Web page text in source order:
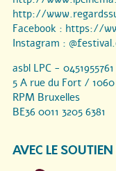
http://
Facebook : https://
Instagram :
asbl LPC - 0451955761
5 A rue du Fort /
RPM Bruxelles
BE36 0011 3205 6381
AVEC LE SOUTIEN